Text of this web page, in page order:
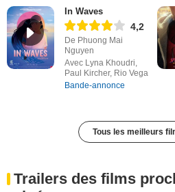
In Waves
4,2
De Phuong Mai
Nguyen
Avec Lyna Khoudri,
Paul Kircher, Rio Vega
Bande-annonce
Tous les meilleurs
Trailers des films